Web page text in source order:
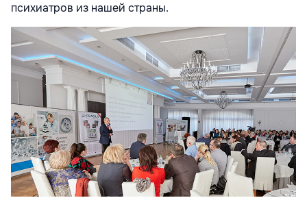
психиатров из нашей страны.